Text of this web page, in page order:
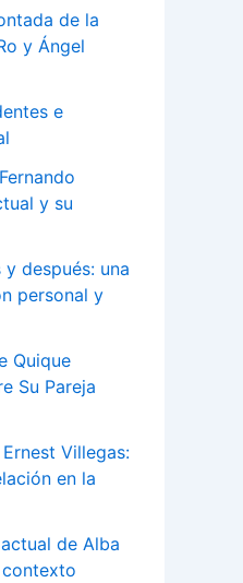
de la
y Ángel
e
y su
después: una
personal y
Quique
Su Pareja
Villegas:
en la
de Alba
contexto